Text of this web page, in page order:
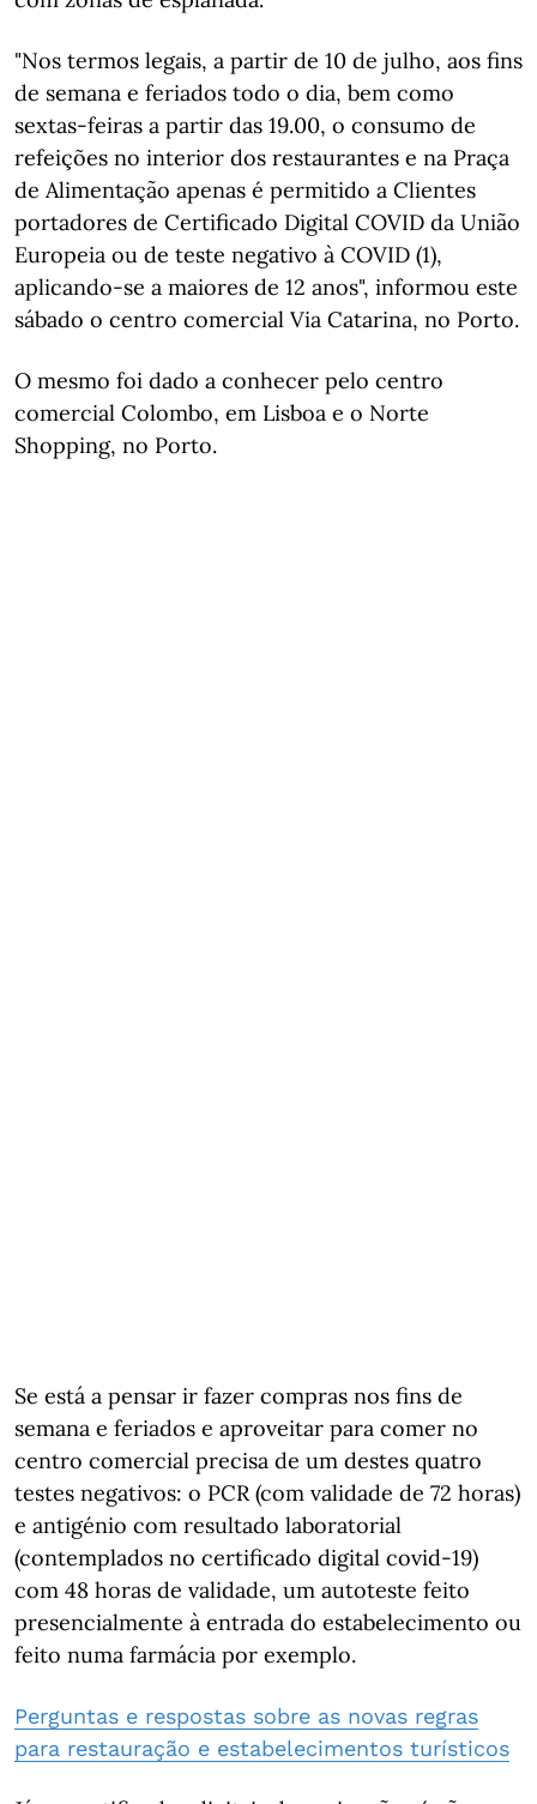
"Nos termos legais, a partir de 10 de julho, aos fins
de semana e feriados todo o dia, bem como
sextas-feiras a partir das 19.00, o consumo de
refeições no interior dos restaurantes e na Praça
de Alimentação apenas é permitido a Clientes
portadores de Certificado Digital COVID da União
Europeia ou de teste negativo à COVID (1),
aplicando-se a maiores de 12 anos", informou este
sábado o centro comercial Via Catarina, no Porto.
O mesmo foi dado a conhecer pelo centro
comercial Colombo, em Lisboa e o Norte
Shopping, no Porto.
Se está a pensar ir fazer compras nos fins de
semana e feriados e aproveitar para comer no
centro comercial precisa de um destes quatro
testes negativos: o PCR (com validade de 72 horas)
e antigénio com resultado laboratorial
(contemplados no certificado digital covid-19)
com 48 horas de validade, um autoteste feito
presencialmente à entrada do estabelecimento ou
feito numa farmácia por exemplo.
Perguntas e respostas sobre as novas regras
para restauração e estabelecimentos turísticos